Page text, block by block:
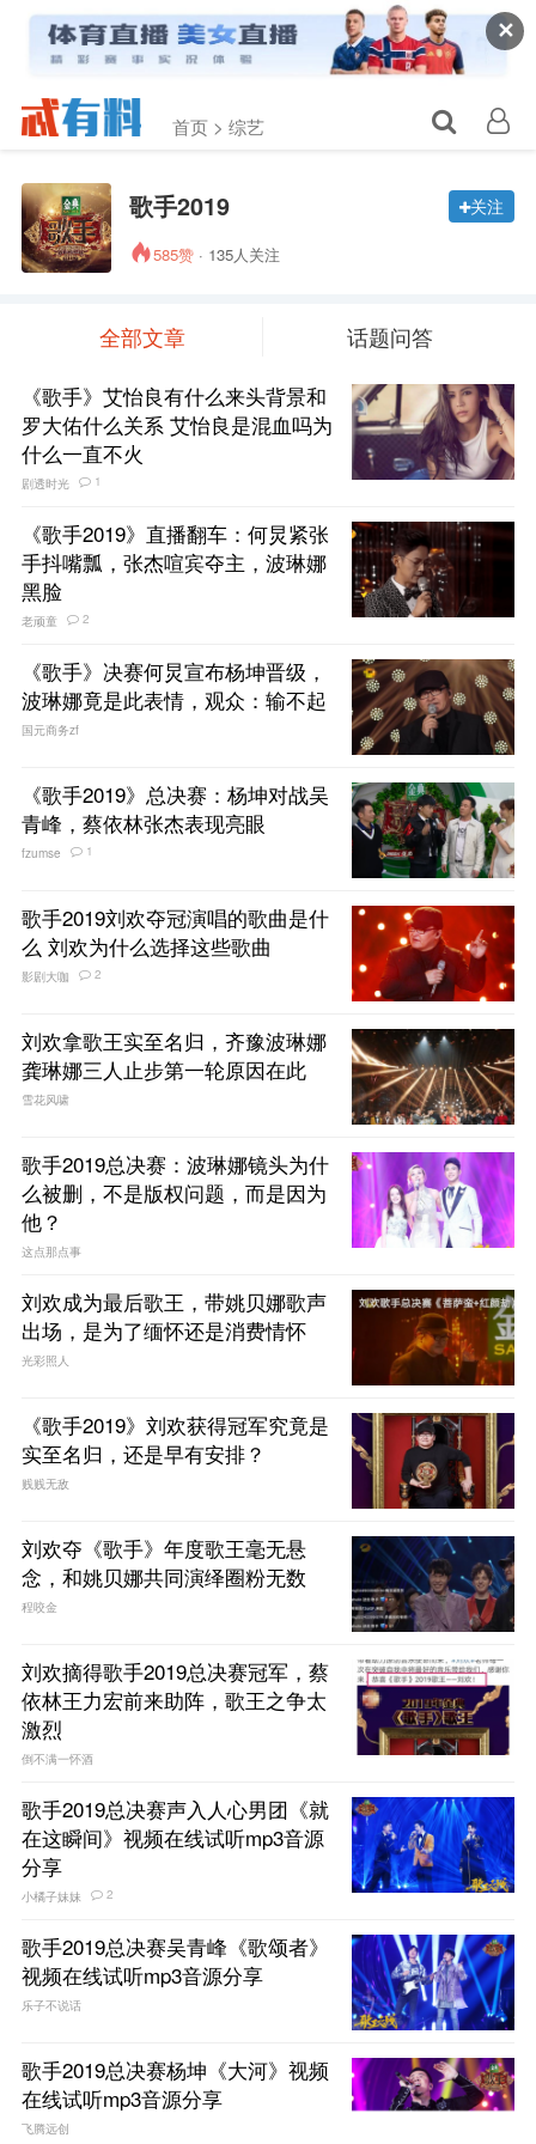
✕
首页 > 综艺
歌手2019
585赞 · 135人关注
关注
全部文章
话题问答
《歌手》艾怡良有什么来头背景和
罗大佑什么关系 艾怡良是混血吗为
什么一直不火
剧透时光 1
《歌手2019》直播翻车：何炅紧张
手抖嘴瓢，张杰喧宾夺主，波琳娜
黑脸
老顽童 2
《歌手》决赛何炅宣布杨坤晋级，
波琳娜竟是此表情，观众：输不起
国元商务zf
《歌手2019》总决赛：杨坤对战吴
青峰，蔡依林张杰表现亮眼
fzumse 1
歌手2019刘欢夺冠演唱的歌曲是什
么 刘欢为什么选择这些歌曲
影剧大咖 2
刘欢拿歌王实至名归，齐豫波琳娜
龚琳娜三人止步第一轮原因在此
雪花风啸
歌手2019总决赛：波琳娜镜头为什
么被删，不是版权问题，而是因为
他？
这点那点事
刘欢成为最后歌王，带姚贝娜歌声
出场，是为了缅怀还是消费情怀
光彩照人
《歌手2019》刘欢获得冠军究竟是
实至名归，还是早有安排？
贱贱无敌
刘欢夺《歌手》年度歌王毫无悬
念，和姚贝娜共同演绎圈粉无数
程咬金
刘欢摘得歌手2019总决赛冠军，蔡
依林王力宏前来助阵，歌王之争太
激烈
倒不满一怀酒
歌手2019总决赛声入人心男团《就
在这瞬间》视频在线试听mp3音源
分享
小橘子妹妹 2
歌手2019总决赛吴青峰《歌颂者》
视频在线试听mp3音源分享
乐子不说话
歌手2019总决赛杨坤《大河》视频
在线试听mp3音源分享
飞腾远创